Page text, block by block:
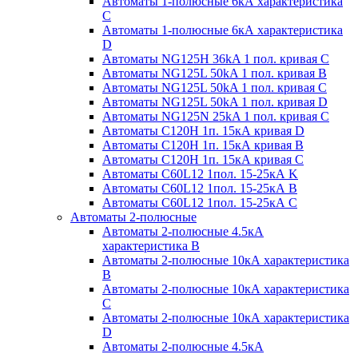
C
Автоматы 1-полюсные 6кА характеристика
D
Автоматы NG125H 36kA 1 пол. кривая C
Автоматы NG125L 50kA 1 пол. кривая B
Автоматы NG125L 50kA 1 пол. кривая C
Автоматы NG125L 50kA 1 пол. кривая D
Автоматы NG125N 25kA 1 пол. кривая C
Автоматы С120H 1п. 15кА кривая D
Автоматы С120H 1п. 15кА кривая В
Автоматы С120H 1п. 15кА кривая С
Автоматы С60L12 1пол. 15-25кА K
Автоматы С60L12 1пол. 15-25кА В
Автоматы С60L12 1пол. 15-25кА С
Автоматы 2-полюсные
Автоматы 2-полюсные 4.5кА
характеристика В
Автоматы 2-полюсные 10кА характеристика
B
Автоматы 2-полюсные 10кА характеристика
C
Автоматы 2-полюсные 10кА характеристика
D
Автоматы 2-полюсные 4.5кА